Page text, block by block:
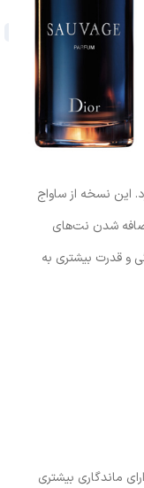
این نسخه از ساواج
شدن نت‌های
و قدرت بیشتری به
ماندگاری بیشتری